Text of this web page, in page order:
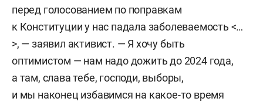
перед голосованием по поправкам
к Конституции у нас падала заболеваемость <…
>, — заявил активист. — Я хочу быть
оптимистом — нам надо дожить до 2024 года,
а там, слава тебе, господи, выборы,
и мы наконец избавимся на какое-то время